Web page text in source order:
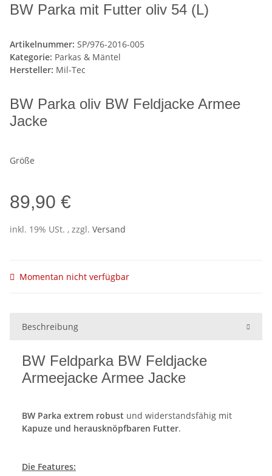
BW Parka mit Futter oliv 54 (L)
Artikelnummer: SP/976-2016-005
Kategorie: Parkas & Mäntel
Hersteller: Mil-Tec
BW Parka oliv BW Feldjacke Armee
Jacke
Größe
89,90 €
inkl. 19% USt. , zzgl. Versand
Momentan nicht verfügbar
Beschreibung
BW Feldparka BW Feldjacke
Armeejacke Armee Jacke
BW Parka extrem robust und widerstandsfähig mit
Kapuze und herausknöpfbaren Futter.
Die Features: